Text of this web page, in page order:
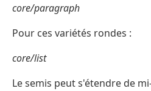
core/paragraph
Pour ces variétés rondes :
core/list
Le semis peut s'étendre de